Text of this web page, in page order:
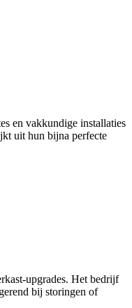
en vakkundige installaties
uit hun bijna perfecte
upgrades. Het bedrijf
bij storingen of